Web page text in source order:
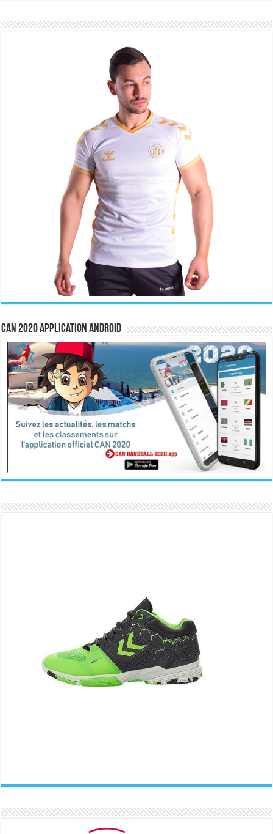
CAN 2020 Application Android